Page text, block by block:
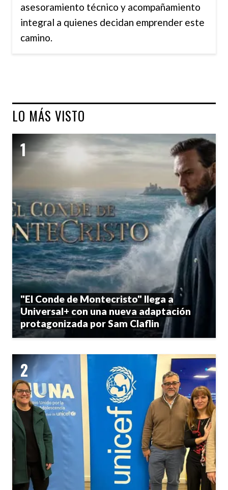
asesoramiento técnico y acompañamiento
integral a quienes decidan emprender este
camino.
LO MÁS VISTO
"El Conde de Montecristo" llega a
Universal+ con una nueva adaptación
protagonizada por Sam Claflin